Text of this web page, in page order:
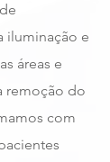
iluminação e
áreas e
remoção do
com